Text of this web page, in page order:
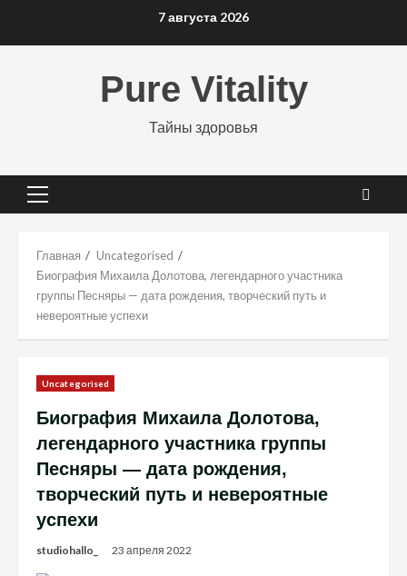
7 августа 2026
Pure Vitality
Тайны здоровья
Основное
Главная
Uncategorised
Биография Михаила Долотова, легендарного участника
группы Песняры — дата рождения, творческий путь и
невероятные успехи
Uncategorised
Биография Михаила Долотова,
легендарного участника группы
Песняры — дата рождения,
творческий путь и невероятные
успехи
studiohallo_ 23 апреля 2022